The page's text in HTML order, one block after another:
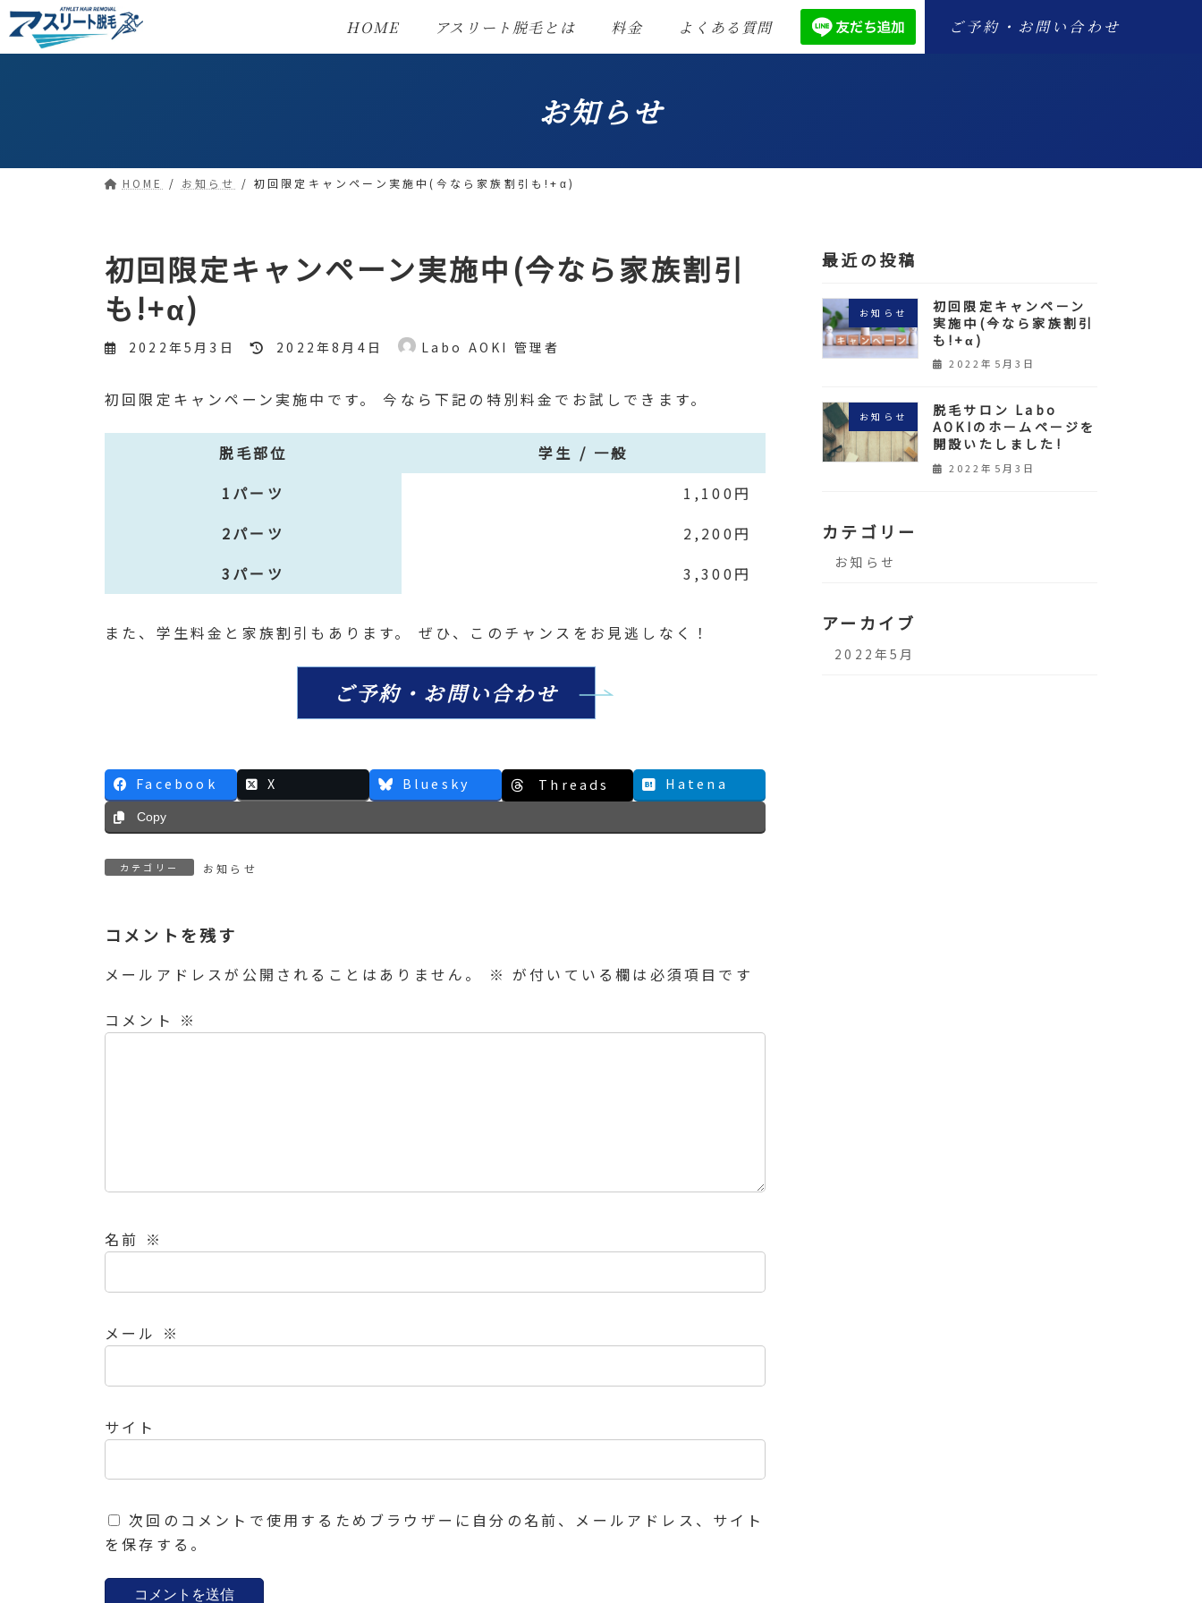
ご予約・お問い合わせ
HOME アスリート脱毛とは 料金 よくある質問
コ
ン
ス
ナ
ビ
ン
お知らせ
HOME お知らせ 初回限定キャンペーン実施中(今なら家族割引も!+α)
初回限定キャンペーン実施中(今なら家族割引
も!+α)
2022年5月3日
最
更
新
日
時
2022年8月4日 Labo AOKI 管理者
初回限定キャンペーン実施中です。 今なら下記の特別料金でお試しできます。
脱毛部位
学生 / 一般
1パーツ
1,100円
2パーツ
2,200円
3パーツ
3,300円
また、学生料金と家族割引もあります。 ぜひ、このチャンスをお見逃しなく！
ご予約・お問い合わせ
Facebook X Bluesky Threads Hatena
Copy
カテゴリー お知らせ
コメントを残す
メールアドレスが公開されることはありません。 ※ が付いている欄は必須項目です
コメント ※
名前 ※
メール ※
サイト
次回のコメントで使用するためブラウザーに自分の名前、メールアドレス、サイト
を保存する。
最近の投稿
お知らせ
初回限定キャンペーン
実施中(今なら家族割引
も!+α)
2022年5月3日
お知らせ
脱毛サロン Labo
AOKIのホームページを
開設いたしました!
2022年5月3日
カテゴリー
お知らせ
アーカイブ
2022年5月